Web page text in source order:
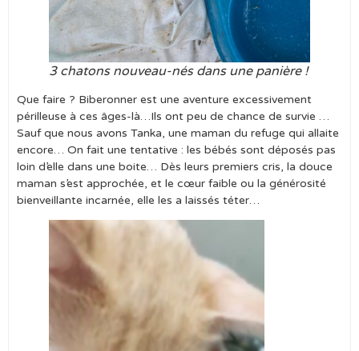
3 chatons nouveau-nés dans une panière !
Que faire ? Biberonner est une aventure excessivement
périlleuse à ces âges-là…Ils ont peu de chance de survie …
Sauf que nous avons Tanka, une maman du refuge qui allaite
encore… On fait une tentative : les bébés sont déposés pas
loin d’elle dans une boite… Dès leurs premiers cris, la douce
maman s’est approchée, et le cœur faible ou la générosité
bienveillante incarnée, elle les a laissés téter…